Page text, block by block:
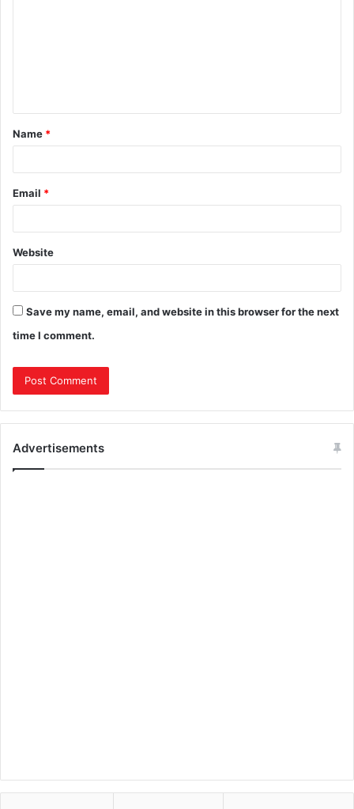
Name *
Email *
Website
Save my name, email, and website in this browser for the next
time I comment.
Advertisements